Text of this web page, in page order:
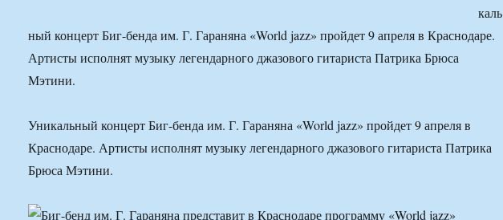
каль
ный концерт Биг-бенда им. Г. Гараняна «World jazz» пройдет 9 апреля в Краснодаре.
Артисты исполнят музыку легендарного джазового гитариста Патрика Брюса
Мэтини.
Уникальный концерт Биг-бенда им. Г. Гараняна «World jazz» пройдет 9 апреля в
Краснодаре. Артисты исполнят музыку легендарного джазового гитариста Патрика
Брюса Мэтини.